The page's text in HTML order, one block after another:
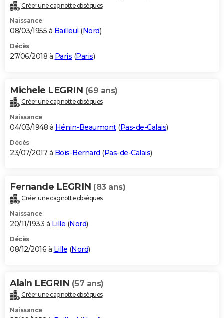
Créer une cagnotte obsèques
Naissance
08/03/1955 à Bailleul (Nord)
Décès
27/06/2018 à Paris (Paris)
Michele LEGRIN (69 ans)
Créer une cagnotte obsèques
Naissance
04/03/1948 à Hénin-Beaumont(Pas-de-Calais)
Décès
23/07/2017 à Bois-Bernard (Pas-de-Calais)
Fernande LEGRIN (83 ans)
Créer une cagnotte obsèques
Naissance
20/11/1933 à Lille (Nord)
Décès
08/12/2016 à Lille (Nord)
Alain LEGRIN (57 ans)
Créer une cagnotte obsèques
Naissance